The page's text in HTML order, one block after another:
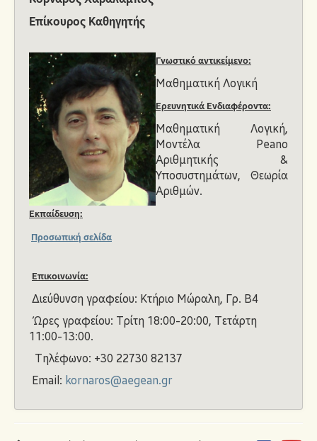
Το Τμήμα
Σπουδές
Ακαδημαϊκά
Νέα και Εκδηλώσεις
Ανακοινώσεις
Επίκουρος Καθηγητής
Γνωστικό αντικείμενο:
Μαθηματική Λογική
Ερευνητικά Ενδιαφέροντα:
Μαθηματική Λογική,
Μοντέλα Peano
Αριθμητικής &
Υποσυστημάτων, Θεωρία
Αριθμών.
Εκπαίδευση:
Προσωπική σελίδα
Επικοινωνία:
Διεύθυνση γραφείου: Κτήριο Μώραλη, Γρ. Β4
Ώρες γραφείου: Τρίτη 18:00-20:00, Τετάρτη
11:00-13:00.
Τηλέφωνο: +30 22730 82137
Email: kornaros@aegean.gr